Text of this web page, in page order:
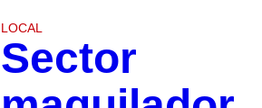
LOCAL
Sector